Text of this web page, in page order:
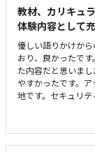
教材、カリキュ
体験内容として
優しい語りかけか
おり、良かったで
た内容だと思いま
やすかったです。
地です。セキュリ
クなどやや雑然と
整理されていまし
制のためいたしか